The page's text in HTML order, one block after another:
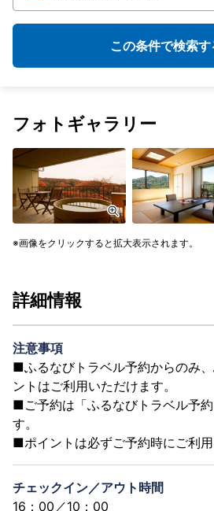
この条件で検索す
フォトギャラリー
画像をクリックすると拡大表示されます。
詳細情報
注意事項
■ふるなびトラベル予約からのみ
ントはご利用いただけます。
■ご予約は「ふるなびトラベル予
す。
■ポイントは必ずご予約時にご利用
チェックイン／アウト時間
16：00／10：00